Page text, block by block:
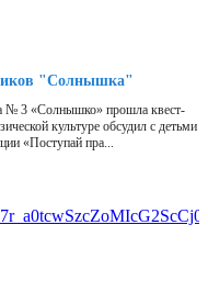
"Солнышка"
№ 3 «Солнышко» прошла квест-
культуре обсудил с детьми
«Поступай пра...